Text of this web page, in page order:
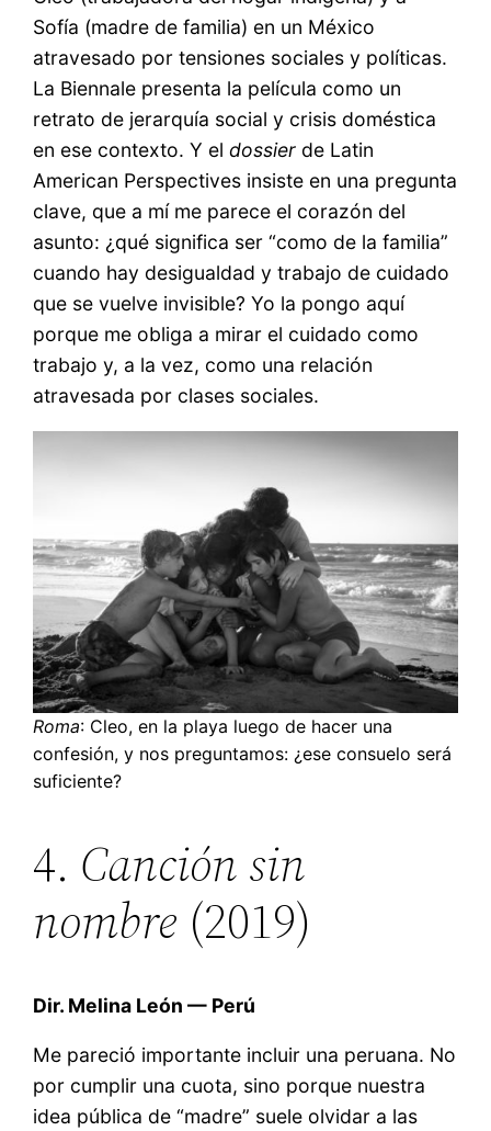
Sofía (madre de familia) en un México
atravesado por tensiones sociales y políticas.
La Biennale presenta la película como un
retrato de jerarquía social y crisis doméstica
en ese contexto. Y eldossier de Latin
American Perspectives insiste en una pregunta
clave, que a mí me parece el corazón del
asunto: ¿qué significa ser “como de la familia”
cuando hay desigualdad y trabajo de cuidado
que se vuelve invisible? Yo la pongo aquí
porque me obliga a mirar el cuidado como
trabajo y, a la vez, como una relación
atravesada por clases sociales.
Roma: Cleo, en la playa luego de hacer una
confesión, y nos preguntamos: ¿ese consuelo será
suficiente?
4. Canción sin
nombre (2019)
Dir. Melina León — Perú
Me pareció importante incluir una peruana. No
por cumplir una cuota, sino porque nuestra
idea pública de “madre” suele olvidar a las